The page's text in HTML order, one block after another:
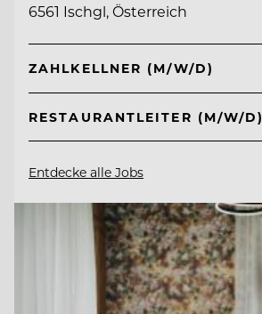
6561 Ischgl, Österreich
ZAHLKELLNER (M/W/D)
RESTAURANTLEITER (M/W/D)
Entdecke alle Jobs